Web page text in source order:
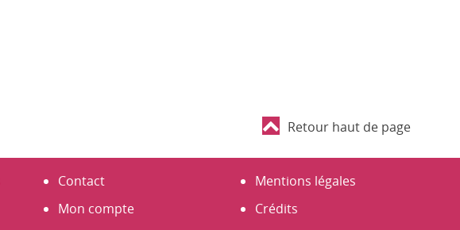
Retour haut de page
Contact
Mon compte
Mentions légales
Crédits